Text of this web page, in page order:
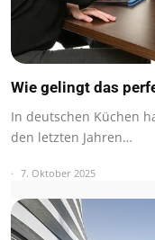
Wie gelingt das
In deutschen Küchen
den letzten Jahren…
7. Oktober 2025